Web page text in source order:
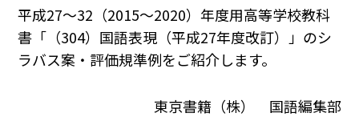
平成27～32（2015～2020）年度用高等学校教科
書「（304）国語表現（平成27年度改訂）」のシ
ラバス案・評価規準例をご紹介します。
東京書籍（株） 国語編集部